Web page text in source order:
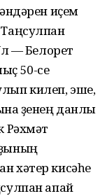
иҫем
— Белорет
50-се
килеп, эше,
үҙенең данлы
Рәхмәт
хәтер кисәһе
апай